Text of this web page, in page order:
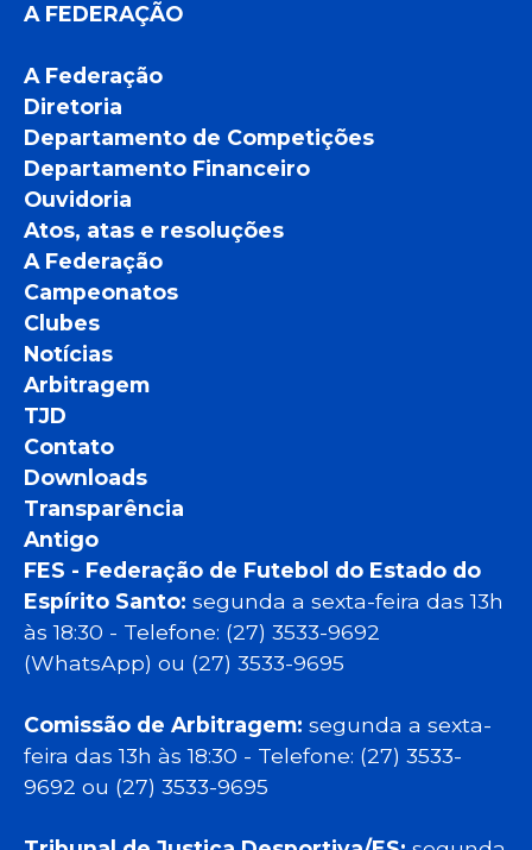
A FEDERAÇÃO
A Federação
Diretoria
Departamento de Competições
Departamento Financeiro
Ouvidoria
Atos, atas e resoluções
A Federação
Campeonatos
Clubes
Notícias
Arbitragem
TJD
Contato
Downloads
Transparência
Antigo
FES - Federação de Futebol do Estado do
Espírito Santo: segunda a sexta-feira das 13h
às 18:30 - Telefone: (27) 3533-9692
(WhatsApp) ou (27) 3533-9695
Comissão de Arbitragem: segunda a sexta-
feira das 13h às 18:30 - Telefone: (27) 3533-
9692 ou (27) 3533-9695